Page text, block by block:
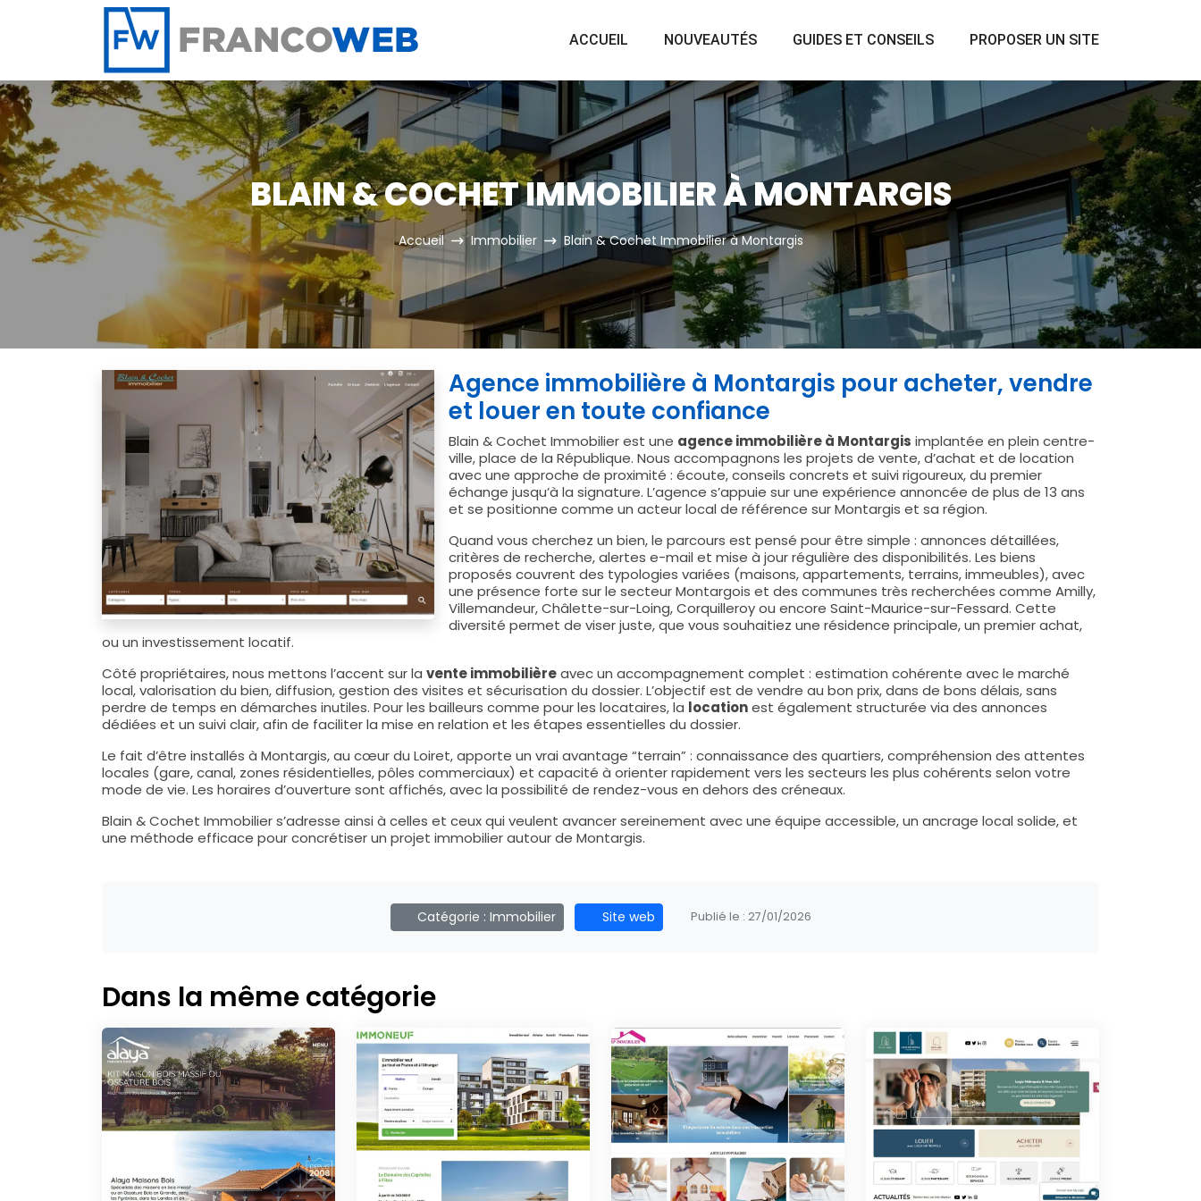
Panneau de gestion des cookies
ACCUEIL NOUVEAUTÉS GUIDES ET CONSEILS PROPOSER UN SITE
BLAIN & COCHET IMMOBILIER À MONTARGIS
Accueil Immobilier Blain & Cochet Immobilier à Montargis
Agence immobilière à Montargis pour acheter, vendre
et louer en toute confiance
Blain & Cochet Immobilier est une agence immobilière à Montargis implantée en plein centre-
ville, place de la République. Nous accompagnons les projets de vente, d’achat et de location
avec une approche de proximité : écoute, conseils concrets et suivi rigoureux, du premier
échange jusqu’à la signature. L’agence s’appuie sur une expérience annoncée de plus de 13 ans
et se positionne comme un acteur local de référence sur Montargis et sa région.
Quand vous cherchez un bien, le parcours est pensé pour être simple : annonces détaillées,
critères de recherche, alertes e-mail et mise à jour régulière des disponibilités. Les biens
proposés couvrent des typologies variées (maisons, appartements, terrains, immeubles), avec
une présence forte sur le secteur Montargois et des communes très recherchées comme Amilly,
Villemandeur, Châlette-sur-Loing, Corquilleroy ou encore Saint-Maurice-sur-Fessard. Cette
diversité permet de viser juste, que vous souhaitiez une résidence principale, un premier achat,
ou un investissement locatif.
Côté propriétaires, nous mettons l’accent sur la vente immobilièreavec un accompagnement complet : estimation cohérente avec le marché
local, valorisation du bien, diffusion, gestion des visites et sécurisation du dossier. L’objectif est de vendre au bon prix, dans de bons délais, sans
perdre de temps en démarches inutiles. Pour les bailleurs comme pour les locataires, la locationest également structurée via des annonces
dédiées et un suivi clair, afin de faciliter la mise en relation et les étapes essentielles du dossier.
Le fait d’être installés à Montargis, au cœur du Loiret, apporte un vrai avantage “terrain” : connaissance des quartiers, compréhension des attentes
locales (gare, canal, zones résidentielles, pôles commerciaux) et capacité à orienter rapidement vers les secteurs les plus cohérents selon votre
mode de vie. Les horaires d’ouverture sont affichés, avec la possibilité de rendez-vous en dehors des créneaux.
Blain & Cochet Immobilier s’adresse ainsi à celles et ceux qui veulent avancer sereinement avec une équipe accessible, un ancrage local solide, et
une méthode efficace pour concrétiser un projet immobilier autour de Montargis.
Catégorie : Immobilier Site web Publié le : 27/01/2026
Dans la même catégorie